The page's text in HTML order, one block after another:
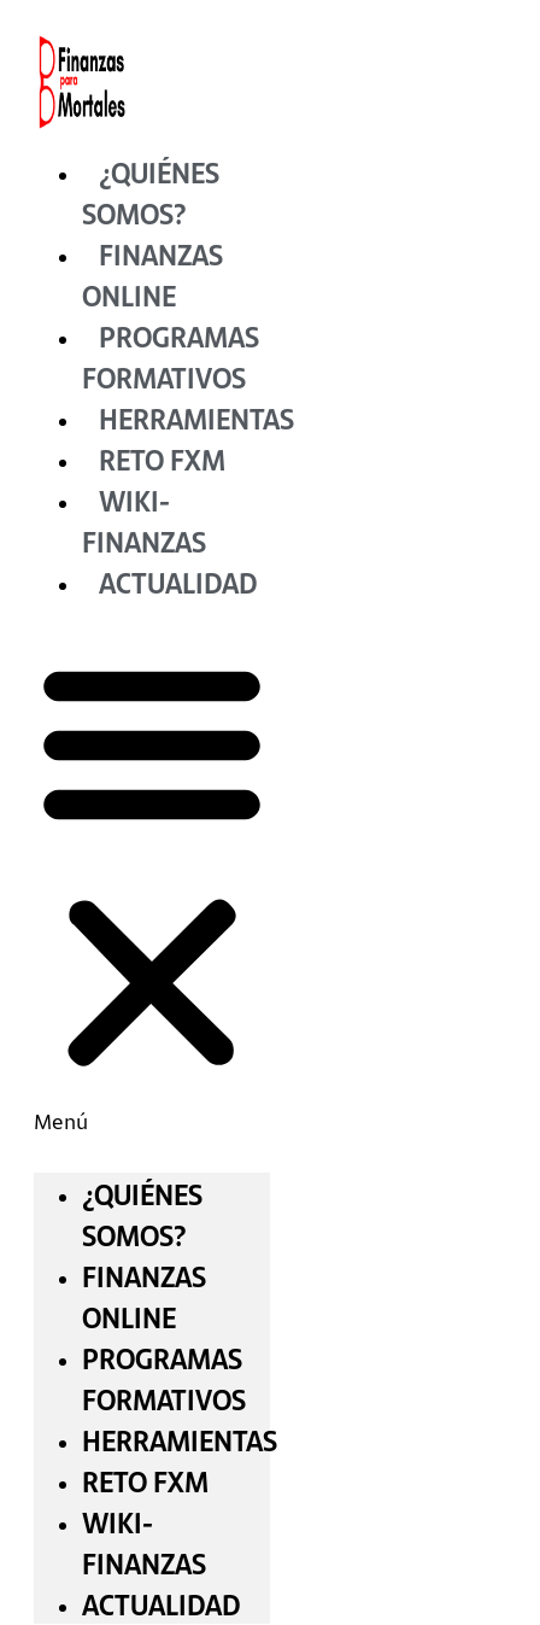
contenido
¿QUIÉNES
SOMOS?
FINANZAS
ONLINE
PROGRAMAS
FORMATIVOS
HERRAMIENTAS
RETO FXM
WIKI-
FINANZAS
ACTUALIDAD
Menú
¿QUIÉNES
SOMOS?
FINANZAS
ONLINE
PROGRAMAS
FORMATIVOS
HERRAMIENTAS
RETO FXM
WIKI-
FINANZAS
ACTUALIDAD